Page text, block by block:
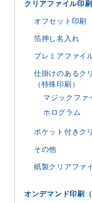
クリアファイル印刷
オフセット印刷
箔押し名入れ
プレミアファイ
仕掛けのあるク
（特殊印刷）
マジックファ
ホログラム
ポケット付きク
その他
紙製クリアファ
オンデマンド印刷（